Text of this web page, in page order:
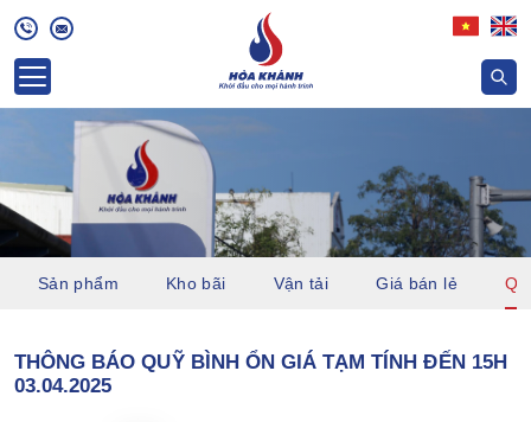
Sản phẩm Kho bãi Vận tải Giá bán lẻ
THÔNG BÁO QUỸ BÌNH ỔN GIÁ TẠM TÍNH ĐẾN 15H
03.04.2025